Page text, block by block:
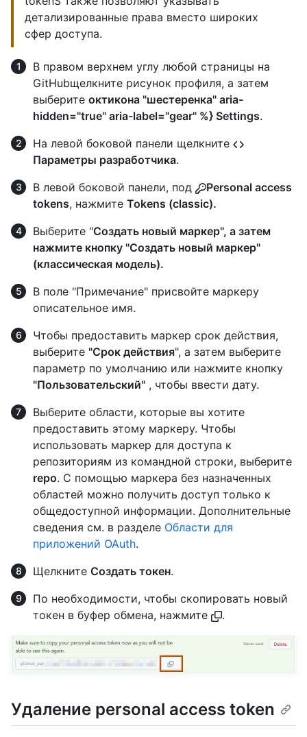
детализированные права вместо широких
сфер доступа.
В правом верхнем углу любой страницы на
GitHubщелкните рисунок профиля, а затем
выберите октикона "шестеренка" aria-
hidden="true" aria-label="gear" %} Settings.
На левой боковой панели щелкните
Параметры разработчика.
В левой боковой панели, под
Personal access
tokens, нажмите Tokens (classic).
Выберите "Создать новый маркер", а затем
нажмите кнопку "Создать новый маркер"
(классическая модель).
В поле "Примечание" присвойте маркеру
описательное имя.
Чтобы предоставить маркер срок действия,
выберите "Срок действия", а затем выберите
параметр по умолчанию или нажмите кнопку
"Пользовательский" , чтобы ввести дату.
Выберите области, которые вы хотите
предоставить этому маркеру. Чтобы
использовать маркер для доступа к
репозиториям из командной строки, выберите
repo. С помощью маркера без назначенных
областей можно получить доступ только к
общедоступной информации. Дополнительные
сведения см. в разделе Области для
приложений OAuth.
Щелкните Создать токен.
По необходимости, чтобы скопировать новый
токен в буфер обмена, нажмите
.
Удаление personal access token